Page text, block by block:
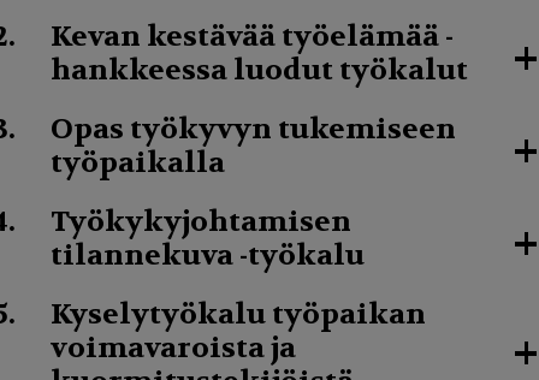
Kevan kestävää työelämää -
hankkeessa luodut työkalut
+
Opas työkyvyn tukemiseen
työpaikalla
+
Työkykyjohtamisen
tilannekuva -työkalu
+
Kyselytyökalu työpaikan
voimavaroista ja
+